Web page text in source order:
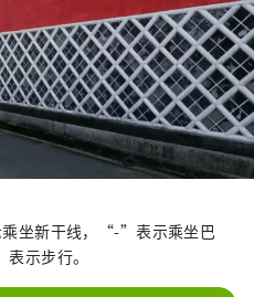
坐新干线，“-”表示乘坐巴
示步行。